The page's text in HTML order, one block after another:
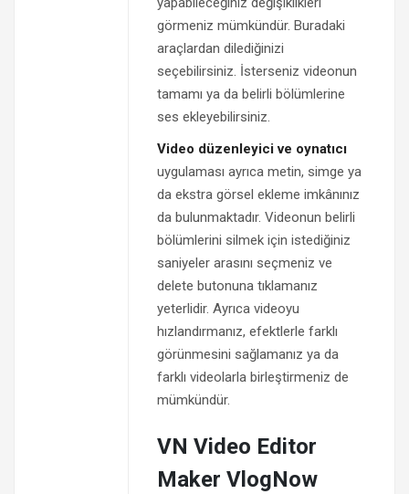
görmeniz mümkündür. Buradaki
araçlardan dilediğinizi
seçebilirsiniz. İsterseniz videonun
tamamı ya da belirli bölümlerine
ses ekleyebilirsiniz.
Video düzenleyici ve oynatıcı
uygulaması ayrıca metin, simge ya
da ekstra görsel ekleme imkânınız
da bulunmaktadır. Videonun belirli
bölümlerini silmek için istediğiniz
saniyeler arasını seçmeniz ve
delete butonuna tıklamanız
yeterlidir. Ayrıca videoyu
hızlandırmanız, efektlerle farklı
görünmesini sağlamanız ya da
farklı videolarla birleştirmeniz de
mümkündür.
VN Video Editor
Maker VlogNow